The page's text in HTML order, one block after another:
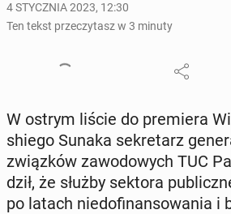
4 STYCZNIA 2023, 12:30
Ten tekst przeczytasz w 3 minuty
W ostrym liście do pre­mie­ra
shie­go Sunaka se­kre­tarz
związ­ków za­wo­do­wych TUC
dził, że służby sektora
po latach nie­do­fi­nan­so­wa­nia i